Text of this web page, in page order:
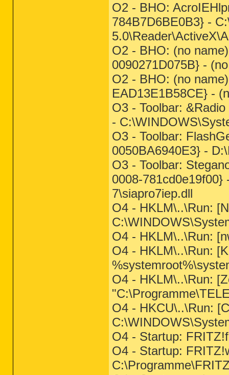
O2 - BHO:
784B7D6BE0B3} -
O2 - BHO: (no
0090271D075B} -
O2 - BHO: (no
EAD13E1B58CE} -
O3 - Toolbar:
-
O3 - Toolbar:
0050BA6940E3} -
O3 - Toolbar:
0008-
7\siapro7iep.dll
O4 - HKLM\..\Run:
O4 - HKLM\..\Run:
O4 - HKLM\..\Run:
O4 - HKLM\..\Run:
O4 - HKCU\..\Run:
O4 - Startup:
O4 - Startup: